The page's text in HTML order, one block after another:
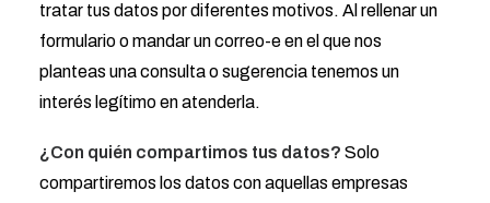
tratar tus datos por diferentes motivos. Al rellenar un
formulario o mandar un correo-e en el que nos
planteas una consulta o sugerencia tenemos un
interés legítimo en atenderla.
¿Con quién compartimos tus datos? Solo
compartiremos los datos con aquellas empresas